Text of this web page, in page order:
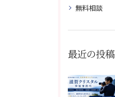
無料相談
最近の投稿